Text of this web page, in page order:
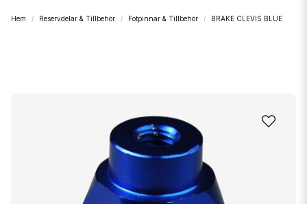
Hem Reservdelar & Tillbehör Fotpinnar & Tillbehör BRAKE CLEVIS BLUE